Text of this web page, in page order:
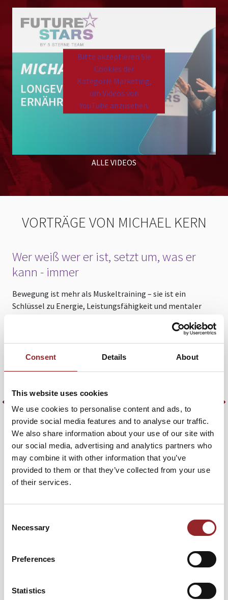
Consent Details About
This website uses cookies
We use cookies to personalise content and ads, to
provide social media features and to analyse our traffic.
We also share information about your use of our site with
our social media, advertising and analytics partners who
may combine it with other information that you’ve
provided to them or that they’ve collected from your use
of their services.
Selection
Necessary
Preferences
Statistics
Bitte akzeptieren Sie
Cookies der
Kategorie Marketing,
um Videos von
YouTube anzusehen.
to view this YouTube
ALLE VIDEOS
VORTRÄGE VON MICHAEL KERN
Wer weiß wer er ist, setzt um, was er
kann - immer
Bewegung ist mehr als Muskeltraining – sie ist ein
Schlüssel zu Energie, Leistungsfähigkeit und mentaler
Unternehmen und Mitarbeitende mit einem gezielten
Lifestyle-Konzept Gesundheit erlebbar und wirksam
machen. Der Future Star und Keynote Speaker kombiniert
Gesundheitscoach.
Der sympathische Future Star Michael Kern räumt mit
Gesundheitsmythen auf und macht klar: Es geht nicht um
Selbstoptimierung, sondern um Lebensfreude,
Lebenskraft, Gesundheit und individuelle Strategien.
Zum Vortrag